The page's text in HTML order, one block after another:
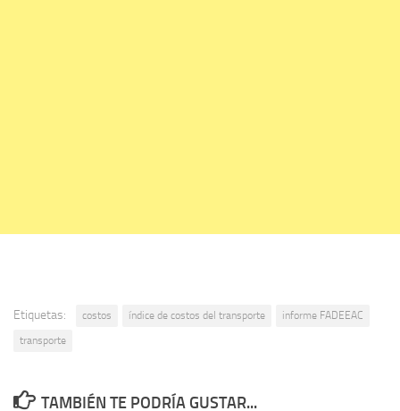
Etiquetas: costos índice de costos del transporte
informe FADEEAC
transporte
TAMBIÉN TE PODRÍA GUSTAR...